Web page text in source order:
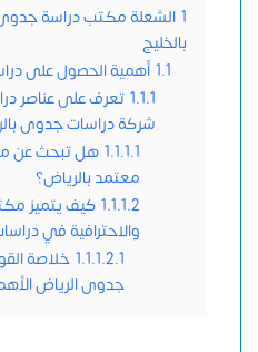
1 الشعلة مكتب دراسة جدوى
بالخليج
1.1 أهمية الحصول على
1.1.1 تعرف على عناصر
شركة دراسات جدوى
1.1.1.1 هل تبحث عن
معتمد بالرياض؟
1.1.1.2 كيف يتميز
والاحترافية في
1.1.1.2.1 خلاصة
جدوى الرياض